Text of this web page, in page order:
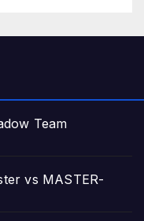
Team
vs MASTER-